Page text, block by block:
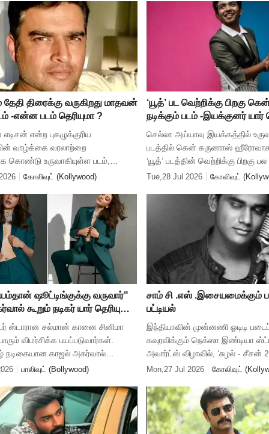
திரைக்கு வருகிறது மாதவன்
-என்ன படம் தெரியுமா ?
என்ற புகழுக்குரிய
வாழ்க்கை வரலாற்றை
கொண்டு உருவாகியுள்ள படம்,
ஜி.டி.நாயுடுவாக மாதவன்
கோலிவுட் (Kollywood)
‘யூத்’ பட வெற்றிக்கு பிறகு
நடிக்கும் படம் -இயக்குனர் யார்
செல்லா அய்யாவு இயக்கத்தில்
படத்தில் கென் கருணாஸ் ஹீரோவாக
‘யூத்’ படத்தின் வெற்றிக்கு பிறகு
கென் கருணாஸை இயக்க கதை
Tue,28 Jul 2026 கோலிவுட்
ஷூட்டிங்குக்கு வருவார்"
கூறும் நடிகர் யார் தெரியுமா
ஸ்டாரான சல்மான் கானை சினிமா
விமர்சிக்க பயப்படுவார்கள்.
நடிகையான காஜல் அகர்வால்
தாக்கி பேசியிருக்கிறார். இது
பாலிவுட் (Bollywood)
சாம் சி .எஸ் .இசையமைக்கும்
பட்டியல்
இந்தியாவின் முன்னணி ஓடிடி
கவுரவிக்கும் நெக்ஸா இண்டியா
அவார்ட்ஸ் விழாவில், ‘சுழல் - சீசன்
வெப்தொடரின் பின்னணி
Mon,27 Jul 2026 கோலிவுட்